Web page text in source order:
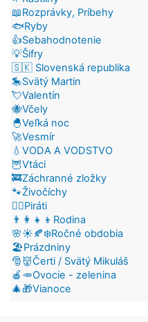
📖Rozprávky, Príbehy
🐟Ryby
👍Sebahodnotenie
💡Šifry
🇸🇰 Slovenská republika
🎠Svätý Martin
💘Valentín
🐝Včely
🐣Veľká noc
🚀Vesmír
💧VODA A VODSTVO
🦉Vtáci
🚒Záchranné zložky
🐾Živočíchy
🏴‍☠️Piráti
👨‍👩‍👧‍👦Rodina
🌸☀️🍂❄️Ročné obdobia
🏖️Prázdniny
🎅👹Čerti / Svätý Mikuláš
🍎🥕Ovocie - zelenina
🎄🎁Vianoce